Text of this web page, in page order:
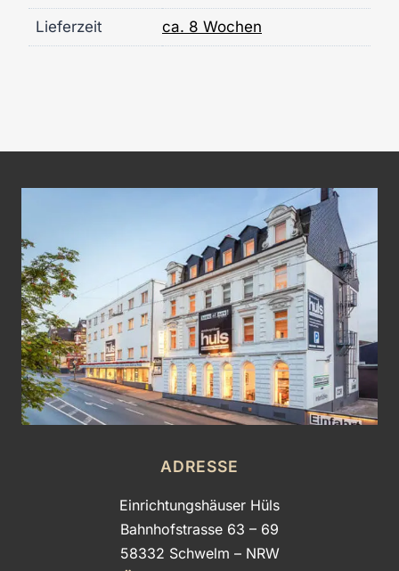
Lieferzeit ca. 8 Wochen
ADRESSE
Einrichtungshäuser Hüls
Bahnhofstrasse 63 – 69
58332 Schwelm – NRW